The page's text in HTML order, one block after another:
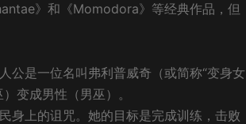
》和《Momodora》等经典作品，但
公是一位名叫弗利普威奇（或简称“变身女
变成男性（男巫）。
身上的诅咒。她的目标是完成训练，击败